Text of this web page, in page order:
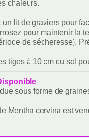
chaleurs.
un lit de graviers pour
pour maintenir la
de sécheresse).
tiges à 10 cm du sol
sous forme de
Mentha cervina est